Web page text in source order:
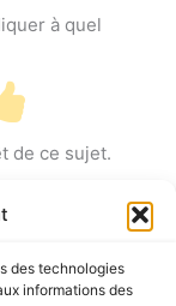
des technologies
informations des
à quel
de ce sujet.